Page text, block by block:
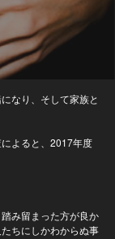
なり、そして家族と
よると、2017年度
み留まった方が良か
ちにしかわからぬ事